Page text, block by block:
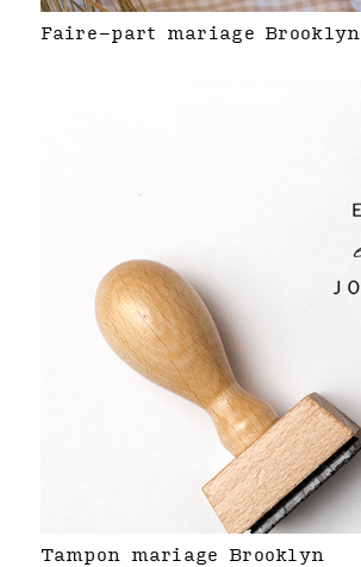
Faire-part mariage Brooklyn
Tampon mariage Brooklyn